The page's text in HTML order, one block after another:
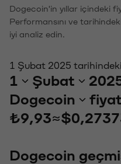
Dogecoin'in yıllar içindeki
Performansını ve
iyi analiz edin.
1 Şubat 2025
1 Şubat
Dogecoin
₺9,93≈
Dogecoin